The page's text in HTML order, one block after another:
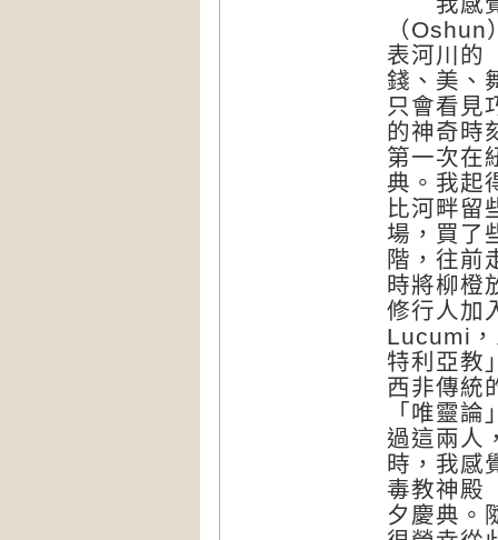
（
表河川的
錢、美、
只會看見
的神奇時
第一次在
典。我起
比河畔留
場，買了
階，往前
時將柳橙
修行人加
Lucumi
特利亞教
西非傳統
「唯靈
過這兩人
時，我感
毒教神殿
夕慶典。